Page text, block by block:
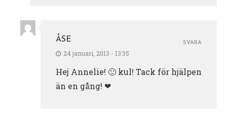
ÅSE
24 januari, 2013 - 13:35
Hej Annelie! 🙂 kul! Tack för hjälpen
än en gång! ❤
SVARA